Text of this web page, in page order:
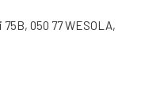
050 77 WESOLA,